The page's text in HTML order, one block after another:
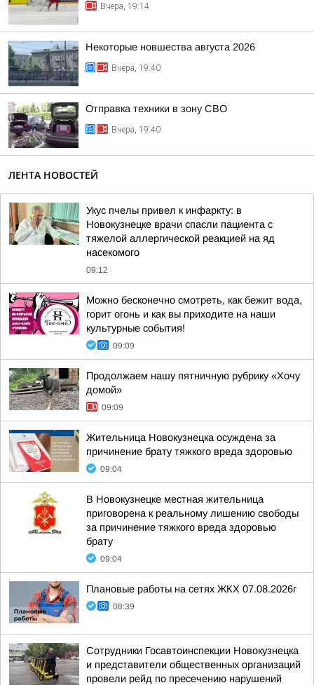
Вчера, 19:14
Некоторые новшества августа 2026
Вчера, 19:40
Отправка техники в зону СВО
Вчера, 19:40
ЛЕНТА НОВОСТЕЙ
Укус пчелы привел к инфаркту: в
Новокузнецке врачи спасли пациента с
тяжелой аллергической реакцией на яд
насекомого
09:12
Можно бесконечно смотреть, как бежит вода,
горит огонь и как вы приходите на наши
культурные события!
09:09
Продолжаем нашу пятничную рубрику «Хочу
домой»
09:09
Жительница Новокузнецка осуждена за
причинение брату тяжкого вреда здоровью
09:04
В Новокузнецке местная жительница
приговорена к реальному лишению свободы
за причинение тяжкого вреда здоровью
брату
09:04
Плановые работы на сетях ЖКХ 07.08.2026г
08:39
Сотрудники Госавтоинспекции Новокузнецка
и представители общественных организаций
провели рейд по пресечению нарушений